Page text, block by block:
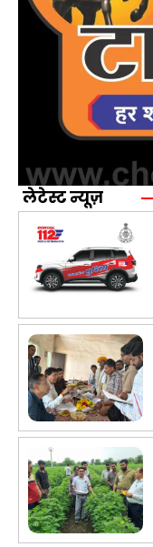
लेटेस्ट न्यूज़